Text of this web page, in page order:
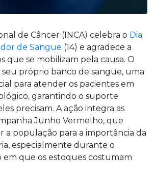
de Câncer (INCA) celebra o Dia
de Sangue (14) e agradece a
que se mobilizam pela causa. O
seu próprio banco de sangue, uma
para atender os pacientes em
garantindo o suporte
precisam. A ação integra as
Junho Vermelho, que
a população para a importância da
especialmente durante o
que os estoques costumam